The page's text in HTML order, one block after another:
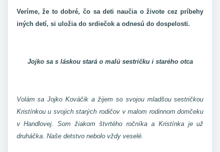
Veríme, že to dobré, čo sa deti naučia o živote cez príbehy
iných detí, si uložia do srdiečok a odnesú do dospelosti.
Jojko sa s láskou stará o malú sestričku i starého otca
Volám sa Jojko Kováčik a žijem so svojou mladšou sestričkou
Kristínkou u svojich starých rodičov v malom rodinnom domčeku
v Handlovej. Som žiakom štvrtého ročníka a Kristínka je už
druháčka. Naše detstvo nebolo vždy veselé.